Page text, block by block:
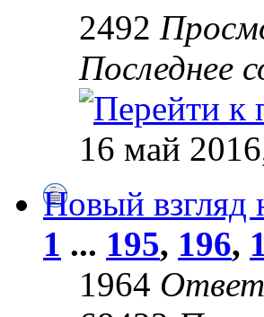
2492
Последнее
16 май
Новый взгляд
1 ... 195, 196,
1964